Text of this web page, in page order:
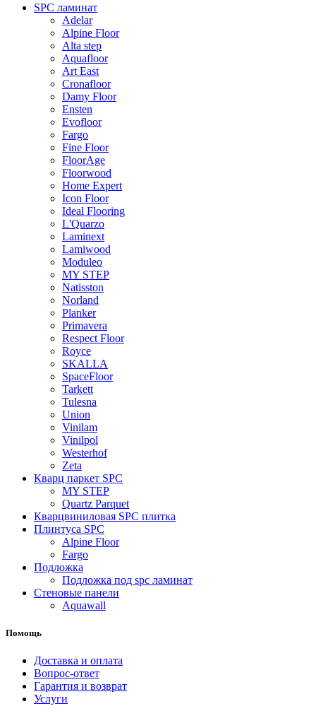
SPC ламинат
Adelar
Alpine Floor
Alta step
Aquafloor
Art East
Cronafloor
Damy Floor
Ensten
Evofloor
Fargo
Fine Floor
FloorAge
Floorwood
Home Expert
Icon Floor
Ideal Flooring
L'Quarzo
Laminext
Lamiwood
Moduleo
MY STEP
Natisston
Norland
Planker
Primavera
Respect Floor
Royce
SKALLA
SpaceFloor
Tarkett
Tulesna
Union
Vinilam
Vinilpol
Westerhof
Zeta
Кварц паркет SPC
MY STEP
Quartz Parquet
Кварцвиниловая SPC плитка
Плинтуса SPC
Alpine Floor
Fargo
Подложка
Подложка под spc ламинат
Стеновые панели
Aquawall
Помощь
Доставка и оплата
Вопрос-ответ
Гарантия и возврат
Услуги